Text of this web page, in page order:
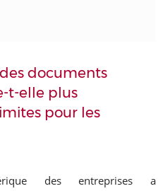
documents
t-elle plus
pour les
des entreprises a